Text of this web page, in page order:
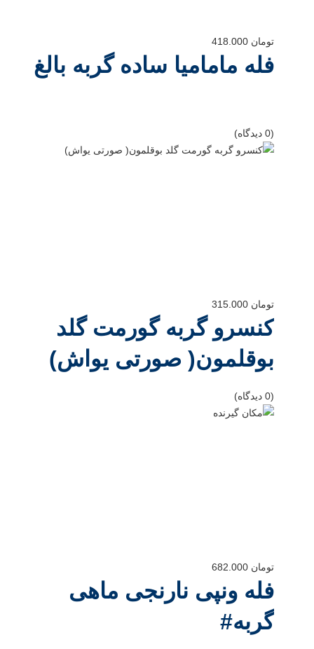
تومان
فله مامامیا ساده گربه بالغ
(0 دیدگاه)
تومان
کنسرو گربه گورمت گلد
بوقلمون( صورتی یواش)
(0 دیدگاه)
تومان
فله ونپی نارنجی ماهی
گربه#